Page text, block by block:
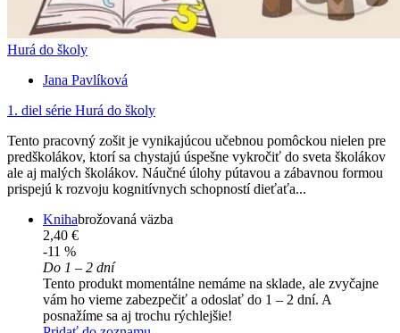
Hurá do školy
Jana Pavlíková
1. diel série Hurá do školy
Tento pracovný zošit je vynikajúcou učebnou pomôckou nielen pre
predškolákov, ktorí sa chystajú úspešne vykročiť do sveta školákov
ale aj malých školákov. Náučné úlohy pútavou a zábavnou formou
prispejú k rozvoju kognitívnych schopností dieťaťa...
Knihabrožovaná väzba
2,40 €
-11 %
Do 1 – 2 dní
Tento produkt momentálne nemáme na sklade, ale zvyčajne
vám ho vieme zabezpečiť a odoslať do 1 – 2 dní. A
posnažíme sa aj trochu rýchlejšie!